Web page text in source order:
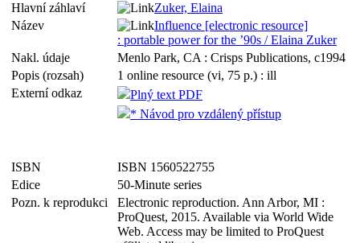
Hlavní záhlaví
Zuker, Elaina
Název
Influence [electronic resource]
: portable power for the ’90s / Elaina Zuker
Nakl. údaje
Menlo Park, CA : Crisps Publications, c1994
Popis (rozsah)
1 online resource (vi, 75 p.) : ill
Externí odkaz
Plný text PDF
* Návod pro vzdálený přístup
ISBN
ISBN 1560522755
Edice
50-Minute series
Pozn. k reprodukci
Electronic reproduction. Ann Arbor, MI :
ProQuest, 2015. Available via World Wide
Web. Access may be limited to ProQuest